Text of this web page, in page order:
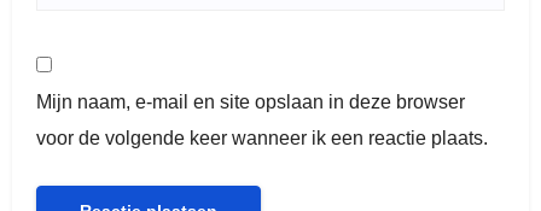
Mijn naam, e-mail en site opslaan in deze browser
voor de volgende keer wanneer ik een reactie plaats.